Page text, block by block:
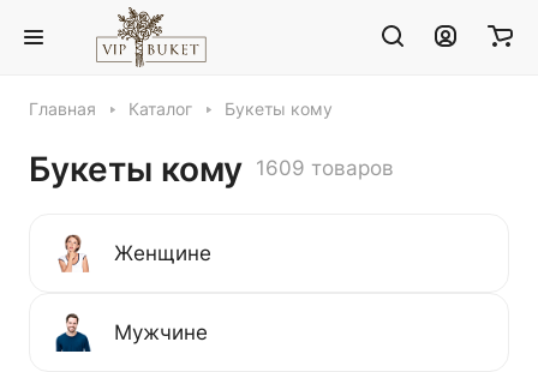
Главная Каталог Букеты кому
Букеты кому 1609 товаров
Женщине
Мужчине